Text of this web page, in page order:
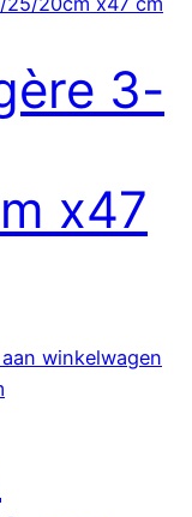
3-
x47
winkelwagen